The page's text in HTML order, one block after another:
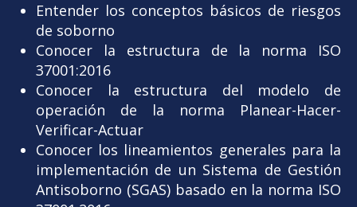
Entender los conceptos básicos de riesgos
de soborno
Conocer la estructura de la norma ISO
37001:2016
Conocer la estructura del modelo de
operación de la norma Planear-Hacer-
Verificar-Actuar
Conocer los lineamientos generales para la
implementación de un Sistema de Gestión
Antisoborno (SGAS) basado en la norma ISO